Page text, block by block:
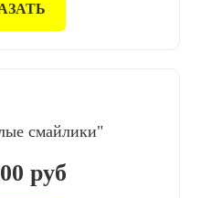
смайлики"
руб